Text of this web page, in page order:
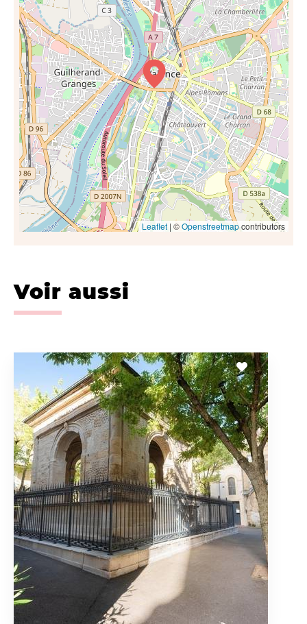
Leaflet| ©Openstreetmapcontributors
Voir aussi